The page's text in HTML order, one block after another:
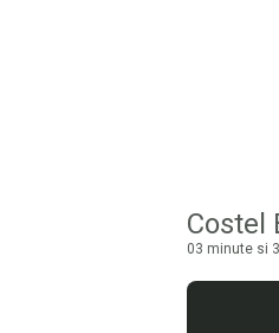
Costel
03 minute si